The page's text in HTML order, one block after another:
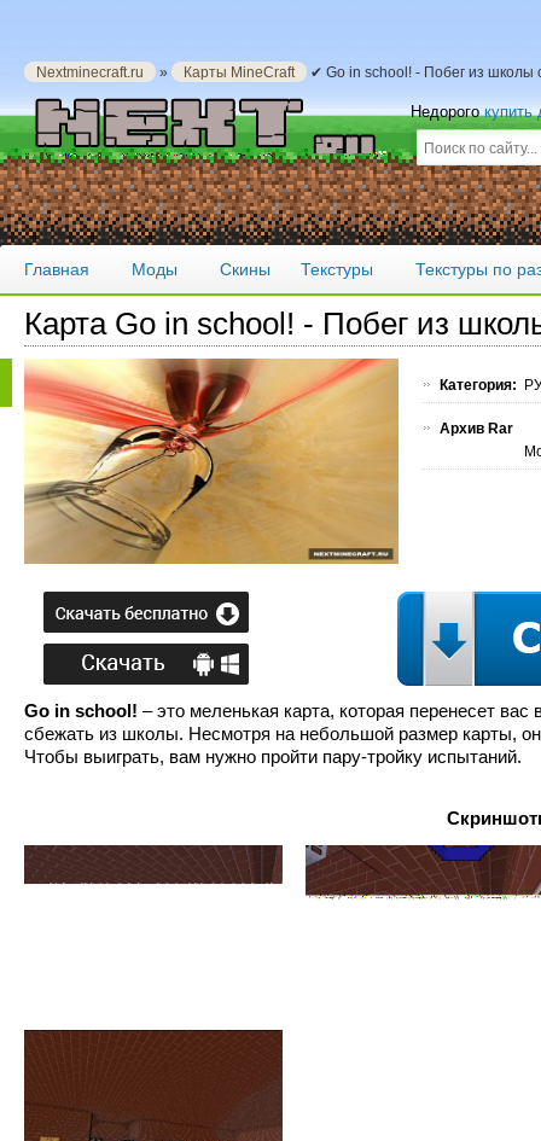
Nextminecraft.ru » Карты MineCraft ✔ Go in school! - Побег из школы
Недорогокупить
Главная Моды Скины Текстуры Текстуры по
Карта Go in school! - Побег из
Категория:
Архив Rar
Go in school! – это меленькая карта, которая перенесет
сбежать из школы. Несмотря на небольшой размер карты,
Чтобы выиграть, вам нужно пройти пару-тройку испытаний.